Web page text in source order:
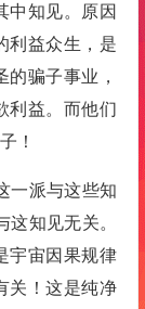
中知见。原因
利益众生，是
骗子事业，
利益。而他们
！
一派与这些知
这知见无关。
宇宙因果规律
关！这是纯净